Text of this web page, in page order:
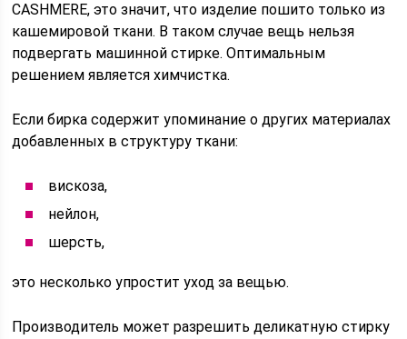
CASHMERE, это значит, что изделие пошито только из
кашемировой ткани. В таком случае вещь нельзя
подвергать машинной стирке. Оптимальным
решением является химчистка.
Если бирка содержит упоминание о других материалах
добавленных в структуру ткани:
вискоза,
нейлон,
шерсть,
это несколько упростит уход за вещью.
Производитель может разрешить деликатную стирку